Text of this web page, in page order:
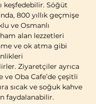
keşfedebilir. Söğüt
800 yıllık geçmişe
ve Osmanlı
alan lezzetleri
ve ok atma gibi
Ziyaretçiler ayrıca
ve Oba Cafe’de çeşitli
sıcak ve soğuk kahve
faydalanabilir.